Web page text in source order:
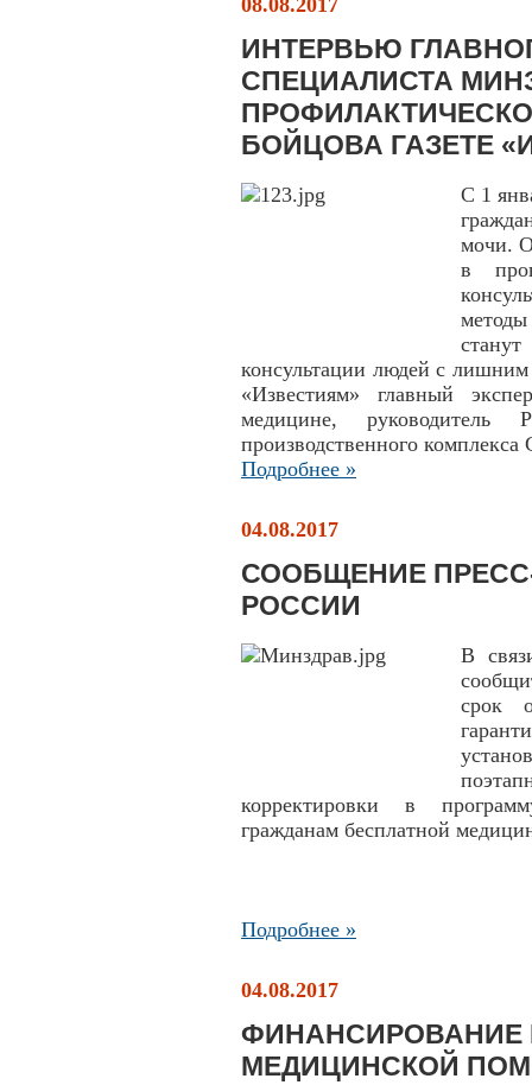
08.08.2017
ИНТЕРВЬЮ
СПЕЦИАЛИСТА
БОЙЦОВА ГАЗЕТЕ
С 1
мочи.
в
методы
консультации людей с лишним
«Известиям» главный
медицине, руководитель
производственного комплекса
Подробнее »
04.08.2017
СООБЩЕНИЕ
РОССИИ
В
срок
корректировки в
гражданам бесплатной
Подробнее »
04.08.2017
ФИНАНСИРОВАНИЕ
МЕДИЦИНСКОЙ